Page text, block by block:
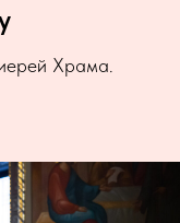
Храма.